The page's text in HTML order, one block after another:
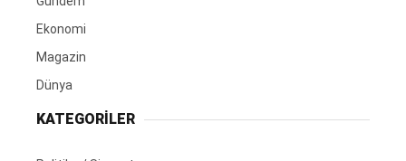
Ekonomi
Magazin
Dünya
KATEGORİLER